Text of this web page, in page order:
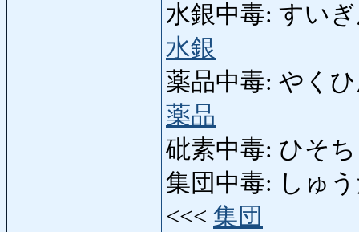
水銀中毒: すい
水銀
薬品中毒: やく
薬品
砒素中毒: ひそ
集団中毒: しゅ
<<< 集団